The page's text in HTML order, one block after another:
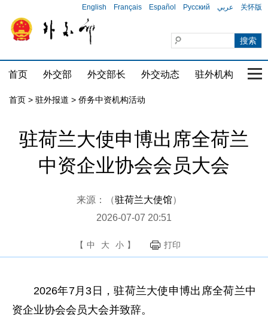
English Français Español Русский عربي 关怀版
首页 外交部 外交部长 外交动态 驻外机构 国
首页 > 驻外报道 > 侨务中资机构活动
驻荷兰大使申博出席全荷兰
中资企业协会会员大会
来源：（驻荷兰大使馆）
2026-07-07 20:51
【 中 大 小 】 打印
2026年7月3日，驻荷兰大使申博出席全荷兰中
资企业协会会员大会并致辞。